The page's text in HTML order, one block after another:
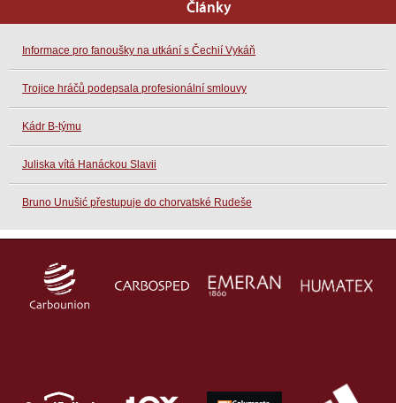
Články
Informace pro fanoušky na utkání s Čechií Vykáň
Trojice hráčů podepsala profesionální smlouvy
Kádr B-týmu
Juliska vítá Hanáckou Slavii
Bruno Unušić přestupuje do chorvatské Rudeše